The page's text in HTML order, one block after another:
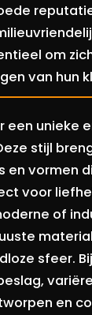
om
van hun
een unieke
stijl
vormen
voor
of
sfeer.
en